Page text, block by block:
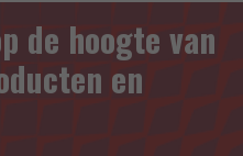
de hoogte van
en